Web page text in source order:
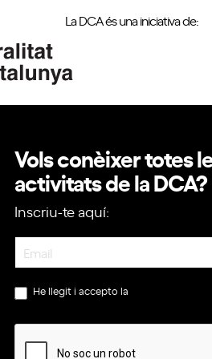
La DCA és una iniciativa de:
Vols conèixer totes
activitats de la DCA?
Inscriu-te aquí:
Newsletter
He llegit i accepto la